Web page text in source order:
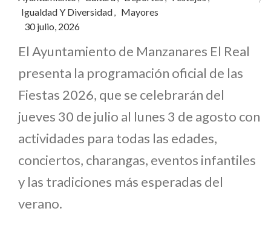
Igualdad Y Diversidad, Mayores
30 julio, 2026
El Ayuntamiento de Manzanares El Real
presenta la programación oficial de las
Fiestas 2026, que se celebrarán del
jueves 30 de julio al lunes 3 de agosto con
actividades para todas las edades,
conciertos, charangas, eventos infantiles
y las tradiciones más esperadas del
verano.